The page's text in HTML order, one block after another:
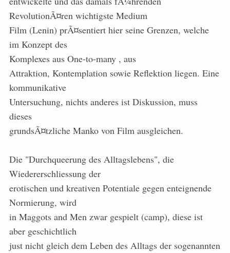
RevolutionÃ¤ren wichtigste Medium
Film (Lenin) prÃ¤sentiert hier seine Grenzen, welche
im Konzept des
Komplexes aus One-to-many , aus
Attraktion, Kontemplation sowie Reflektion liegen. Eine
kommunikative
Untersuchung, nichts anderes ist Diskussion, muss
dieses
grundsÃ¤tzliche Manko von Film ausgleichen.
Die "Durchqueerung des Alltagslebens", die
Wiedererschliessung der
erotischen und kreativen Potentiale gegen enteignende
Normierung, wird
in Maggots and Men zwar gespielt (camp), diese ist
aber geschichtlich
just nicht gleich dem Leben des Alltags der sogenannten